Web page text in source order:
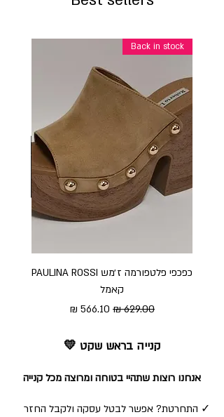
Back in stock
כפכפי פלטפורמה ז׳מש PAULINA ROSSI
קאמל
מחיר רגיל מחיר מבצע
קנייה בראש שקט 💛
אנחנו רוצות שתהיי בטוחה ומרוצה מכל קנייה
✓ התחרטת? אפשר לבטל עסקה ולקבל החזר